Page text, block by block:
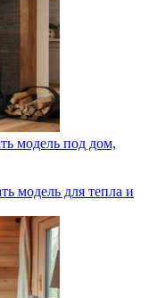
модель под дом,
модель для тепла и